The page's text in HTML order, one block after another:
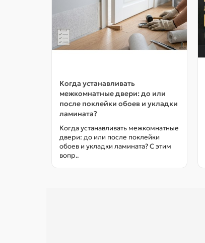
Когда устанавливать
межкомнатные двери: до или
после поклейки обоев и укладки
ламината?
Когда устанавливать межкомнатные
двери: до или после поклейки
обоев и укладки ламината? С этим
вопр..